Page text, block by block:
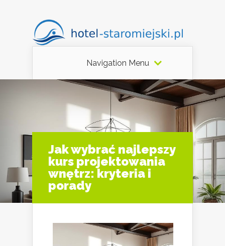
Navigation Menu
Jak wybrać najlepszy
kurs projektowania
wnętrz: kryteria i
porady